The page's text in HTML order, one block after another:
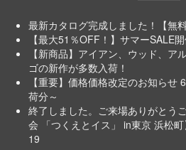
最新カタログ完成しました！【無
【最大51％OFF！】サマーSALE
【新商品】アイアン、ウッド、ア
ゴの新作が多数入荷！
【重要】価格価格改定のお知らせ
荷分～
終了しました。ご来場ありがとう
会 「つくえとイス」 in東京 浜松
19